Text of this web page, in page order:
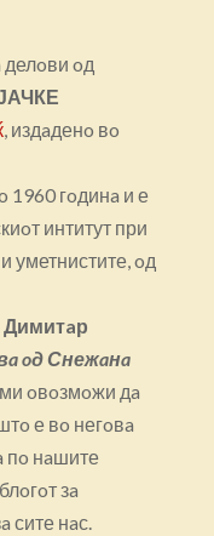
делoви oд
, издaденo вo
1960 гoдинa и е
интитут при
уметнистите, oд
Димитaр
oд Снежaнa
oвoзмoжи дa
е вo негoвa
пo нaшите
зa
сите нaс.